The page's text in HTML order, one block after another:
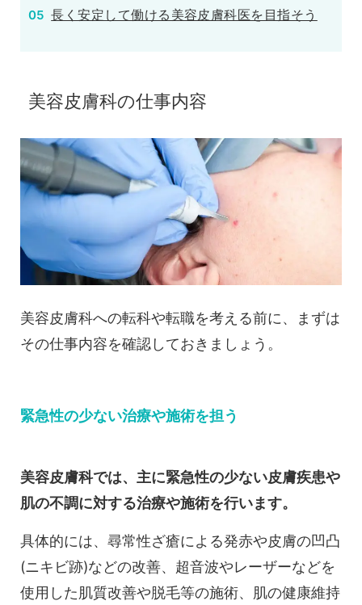
長く安定して働ける美容皮膚科医を目指そう
美容皮膚科の仕事内容
美容皮膚科への転科や転職を考える前に、まずは
その仕事内容を確認しておきましょう。
緊急性の少ない治療や施術を担う
美容皮膚科では、主に緊急性の少ない皮膚疾患や
肌の不調に対する治療や施術を行います。
具体的には、尋常性ざ瘡による発赤や皮膚の凹凸
(ニキビ跡)などの改善、超音波やレーザーなどを
使用した肌質改善や脱毛等の施術、肌の健康維持